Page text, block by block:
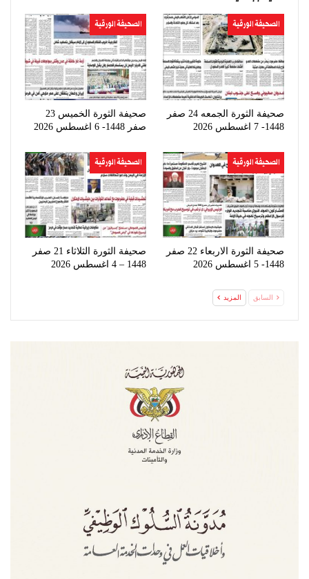
الصحيفة الورقية
صحيفة الثورة الجمعه 24 صفر
1448- 7 اغسطس 2026
الصحيفة الورقية
صحيفة الثورة الخميس 23
صفر 1448- 6 اغسطس 2026
الصحيفة الورقية
صحيفة الثورة الاربعاء 22 صفر
1448- 5 اغسطس 2026
الصحيفة الورقية
صحيفة الثورة الثلاثاء 21 صفر
1448 – 4 اغسطس 2026
السابق المزيد